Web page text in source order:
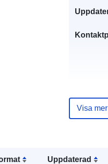
Uppdaterad
Visa mer